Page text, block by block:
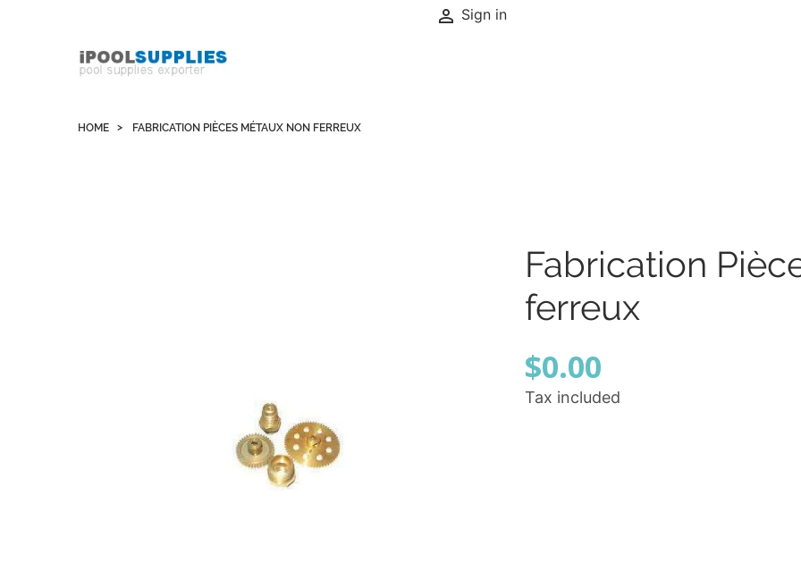
 Sign in
HOME FABRICATION PIÈCES MÉTAUX NON FERREUX
Fabrication
ferreux
$0.00
Tax included